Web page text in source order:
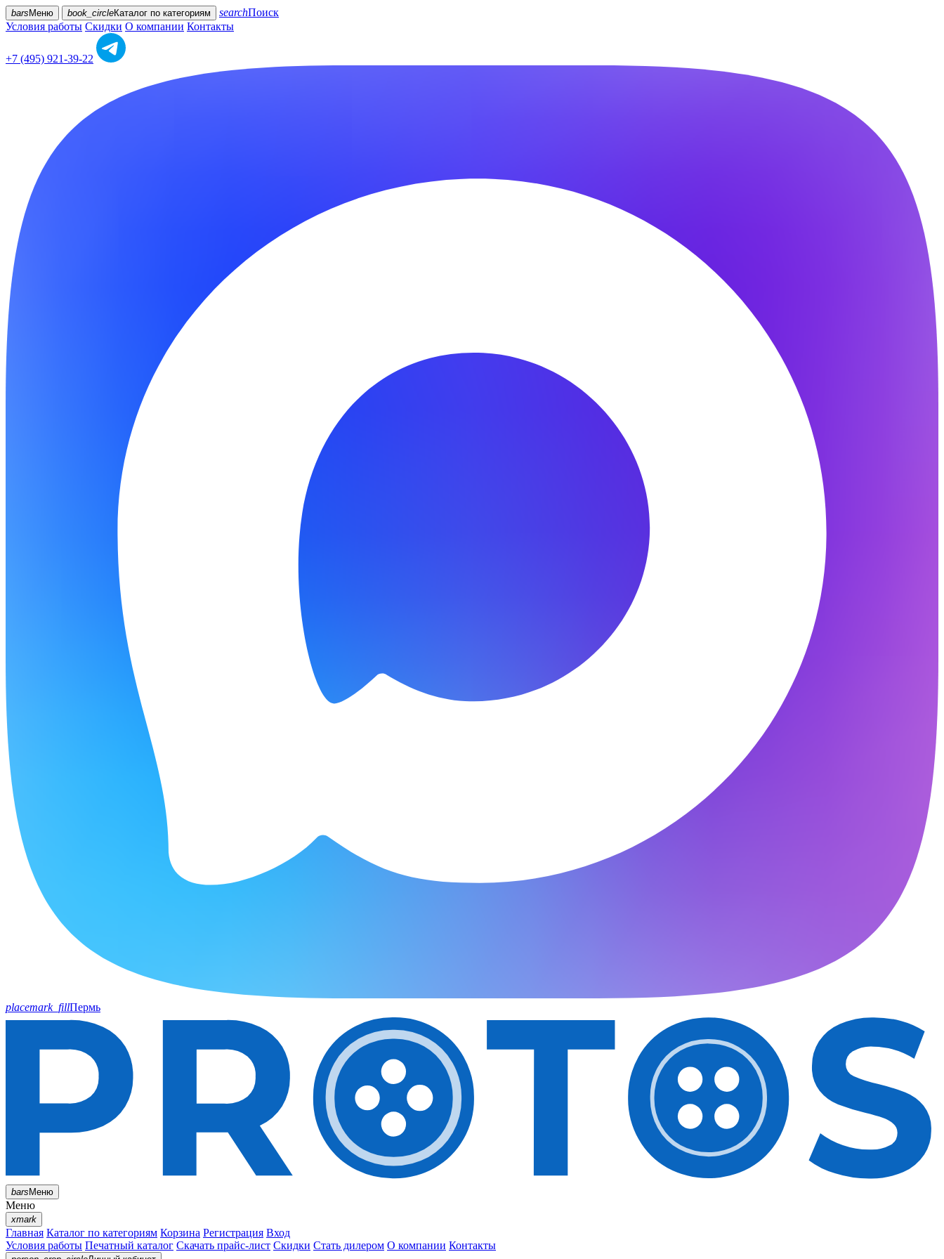
bars Меню book_circleКаталог по категориям searchПоиск
Условия работы Скидки О компании Контакты
+7 (495) 921-39-22
placemark_fillПермь
barsМеню
Меню
xmark
Главная Каталог по категориям Корзина Регистрация Вход
Условия работы Печатный каталог Скачать прайс-лист Скидки Стать дилером О компании Контакты